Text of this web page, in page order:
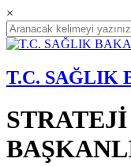
×
T.C. SAĞLIK